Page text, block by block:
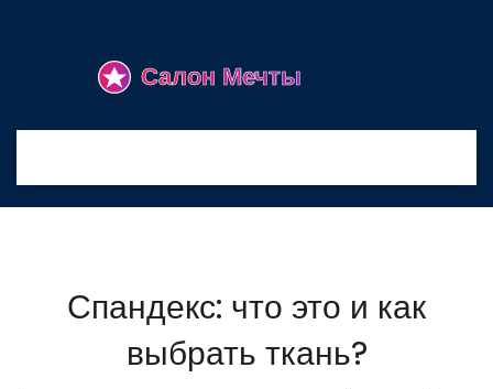
Спандекс: что это и как
выбрать ткань?